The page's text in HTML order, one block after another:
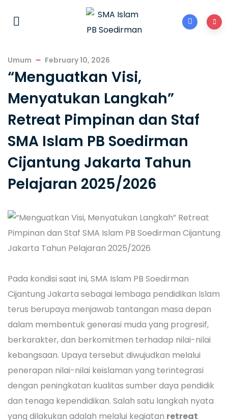
Umum February 10, 2026
“Menguatkan Visi,
Menyatukan Langkah”
Retreat Pimpinan dan Staf
SMA Islam PB Soedirman
Cijantung Jakarta Tahun
Pelajaran 2025/2026
Pada kondisi saat ini, SMA Islam PB Soedirman
Cijantung Jakarta sebagai lembaga pendidikan Islam
terus berupaya menjawab tantangan masa depan
dalam membentuk generasi muda yang progresif,
berkarakter, dan berkomitmen terhadap nilai-nilai
kebangsaan. Upaya tersebut diwujudkan melalui
penerapan nilai-nilai keislaman yang terintegrasi
dengan peningkatan kualitas sumber daya pendidik
dan tenaga kependidikan. Salah satu langkah nyata
yang dilakukan adalah melalui kegiatan retreat